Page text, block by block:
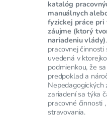
katalóg
manuálnych
fyzickej práce pri
záujme (ktorý
nariadeniu vlády)
pracovnej
uvedená v
podmienkou, že
predpoklad a
Nepedagogických
zariadení sa týka
pracovné činnosti
stravovania.